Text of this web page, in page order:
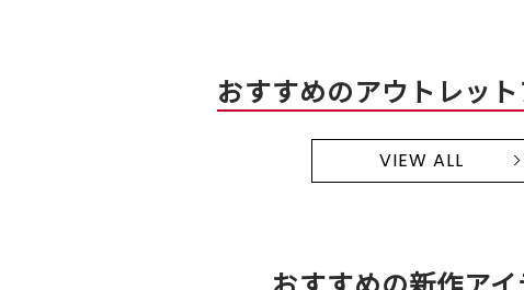
おすすめのアウトレッ
VIEW ALL